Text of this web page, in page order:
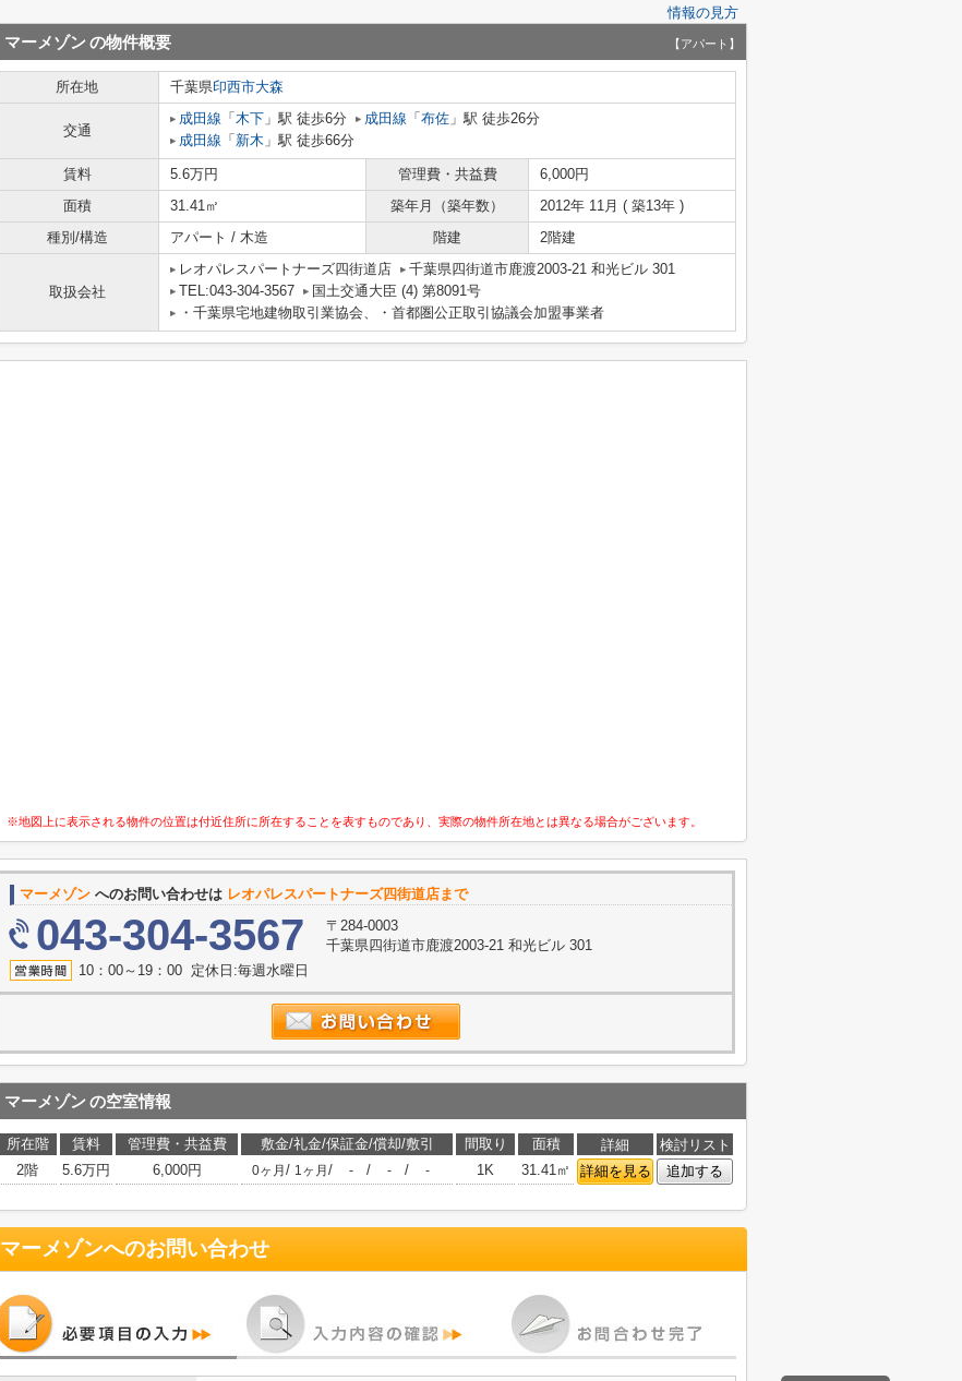
情報の見方
マーメゾンの物件概要 【アパート】
所在地 千葉県印西市大森
交通
成田線 「 木下 」駅 徒歩6分 成田線 「 布佐 」駅 徒歩26分
成田線 「 新木 」駅 徒歩66分
賃料 5.6万円 管理費・共益費
6,000円
面積
31.41㎡ 築年月（築年数）
2012年 11月 ( 築13年 )
種別/構造
アパート / 木造 階建 2階建
取扱会社
レオパレスパートナーズ四街道店
千葉県四街道市鹿渡2003-21 和光ビル 301
TEL:043-304-3567
国土交通大臣 (4) 第8091号
・千葉県宅地建物取引業協会、・首都圏公正取引協議会加盟事業者
※地図上に表示される物件の位置は付近住所に所在することを表すものであり、実際の物件所在地とは異なる場合がございます。
マーメゾン へのお問い合わせは レオパレスパートナーズ四街道店まで
043-304-3567
〒284-0003
千葉県四街道市鹿渡2003-21 和光ビル 301
10：00～19：00 定休日:毎週水曜日
マーメゾンの空室情報
所在階 賃料 管理費・共益費 敷金/礼金/保証金/償却/敷引 間取り 面積 詳細
検討リスト
2階
5.6万円 6,000円 0ヶ月 / 1ヶ月 / - / - / - 1K 31.41㎡ 詳細を見る 追加する
マーメゾンへのお問い合わせ